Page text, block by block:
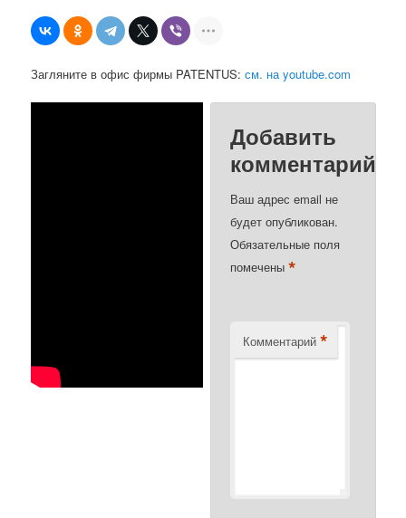
Загляните в офис фирмы PATENTUS:см. на youtube.com
Добавить
комментарий
Ваш адрес email не
будет опубликован.
Обязательные поля
помечены*
Комментарий *